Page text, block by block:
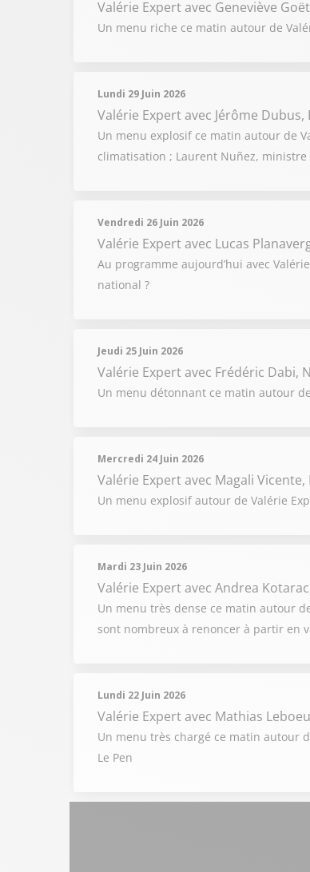
Valérie Expertavec Geneviève
Un menu riche ce matin autour de
Lundi 29 Juin 2026
Valérie Expertavec Jérôme
Un menu explosif ce matin autour de
climatisation ; Laurent Nuñez,
Vendredi 26 Juin 2026
Valérie Expertavec Lucas
Au programme aujourd’hui avec
national ?
Jeudi 25 Juin 2026
Valérie Expertavec Frédéric Dabi,
Un menu détonnant ce matin autour
Mercredi 24 Juin 2026
Valérie Expertavec Magali
Un menu explosif autour de Valérie
Mardi 23 Juin 2026
Valérie Expertavec Andrea
Un menu très dense ce matin autour
sont nombreux à renoncer à partir en
Lundi 22 Juin 2026
Valérie Expertavec Mathias
Un menu très chargé ce matin autour
Le Pen